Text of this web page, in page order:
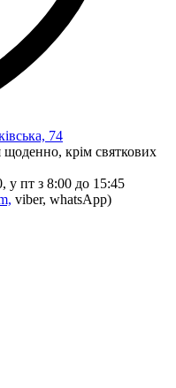
74
щоденно, крім святкових
у пт з 8:00 до 15:45
viber, whatsApp)